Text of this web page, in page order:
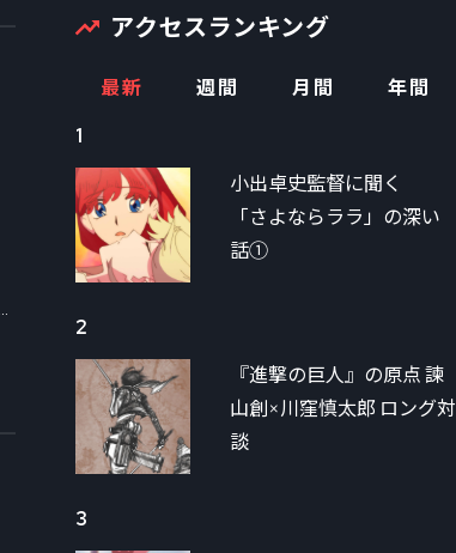
アクセスランキング
最新 週間 月間
年間
1
小出卓史監督に聞く
「さよならララ」の深い
話①
2
『進撃の巨人』の原点 諫
山創×川窪慎太郎 ロング対
談
3